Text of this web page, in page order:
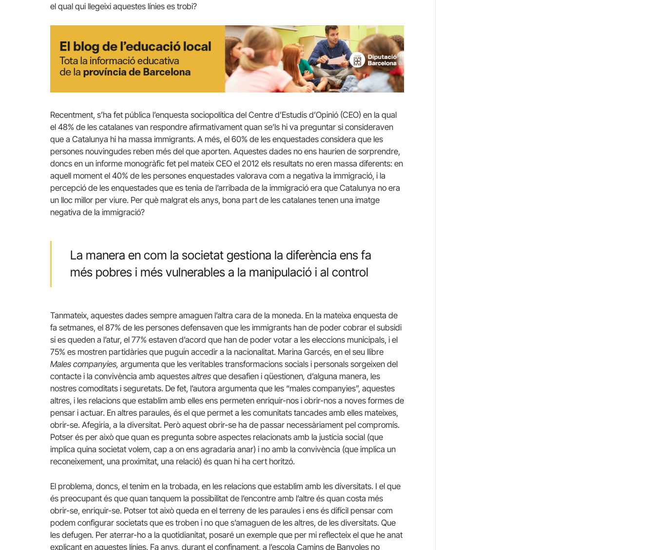
el qual qui llegeixi aquestes línies es trobi?
Recentment, s’ha fet pública l’enquesta sociopolítica del Centre d’Estudis d’Opinió (CEO) en la qual
el 48% de les catalanes van respondre afirmativament quan se’ls hi va preguntar si consideraven
que a Catalunya hi ha massa immigrants. A més, el 60% de les enquestades considera que les
persones nouvingudes reben més del que aporten. Aquestes dades no ens haurien de sorprendre,
doncs en un informe monogràfic fet pel mateix CEO el 2012 els resultats no eren massa diferents: en
aquell moment el 40% de les persones enquestades valorava com a negativa la immigració, i la
percepció de les enquestades que es tenia de l’arribada de la immigració era que Catalunya no era
un lloc millor per viure. Per què malgrat els anys, bona part de les catalanes tenen una imatge
negativa de la immigració?
La manera en com la societat gestiona la diferència ens fa
més pobres i més vulnerables a la manipulació i al control
Tanmateix, aquestes dades sempre amaguen l’altra cara de la moneda. En la mateixa enquesta de
fa setmanes, el 87% de les persones defensaven que les immigrants han de poder cobrar el subsidi
si es queden a l’atur, el 77% estaven d’acord que han de poder votar a les eleccions municipals, i el
75% es mostren partidàries que puguin accedir a la nacionalitat. Marina Garcés, en el seu llibre
Males companyies, argumenta que les veritables transformacions socials i personals sorgeixen del
contacte i la convivència amb aquestes altres que desafien i qüestionen, d’alguna manera, les
nostres comoditats i seguretats. De fet, l’autora argumenta que les “males companyies”, aquestes
altres, i les relacions que establim amb elles ens permeten enriquir-nos i obrir-nos a noves formes de
pensar i actuar. En altres paraules, és el que permet a les comunitats tancades amb elles mateixes,
obrir-se. Afegiria, a la diversitat. Però aquest obrir-se ha de passar necessàriament pel compromís.
Potser és per això que quan es pregunta sobre aspectes relacionats amb la justícia social (que
implica quina societat volem, cap a on ens agradaria anar) i no amb la convivència (que implica un
reconeixement, una proximitat, una relació) és quan hi ha cert horitzó.
El problema, doncs, el tenim en la trobada, en les relacions que establim amb les diversitats. I el que
és preocupant és que quan tanquem la possibilitat de l’encontre amb l’altre és quan costa més
obrir-se, enriquir-se. Potser tot això queda en el terreny de les paraules i ens és difícil pensar com
podem configurar societats que es troben i no que s’amaguen de les altres, de les diversitats. Que
les defugen. Per aterrar-ho a la quotidianitat, posaré un exemple que per mi reflecteix el que he anat
explicant en aquestes línies. Fa anys, durant el confinament, a l’escola Camins de Banyoles no